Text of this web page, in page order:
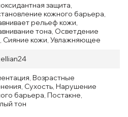
защита,
кожного барьера,
рельеф кожи,
тона, Осветдение
Сияние кожи, Увлажняющее
Возрастные
Сухость, Нарушение
барьера, Постакне,
тон